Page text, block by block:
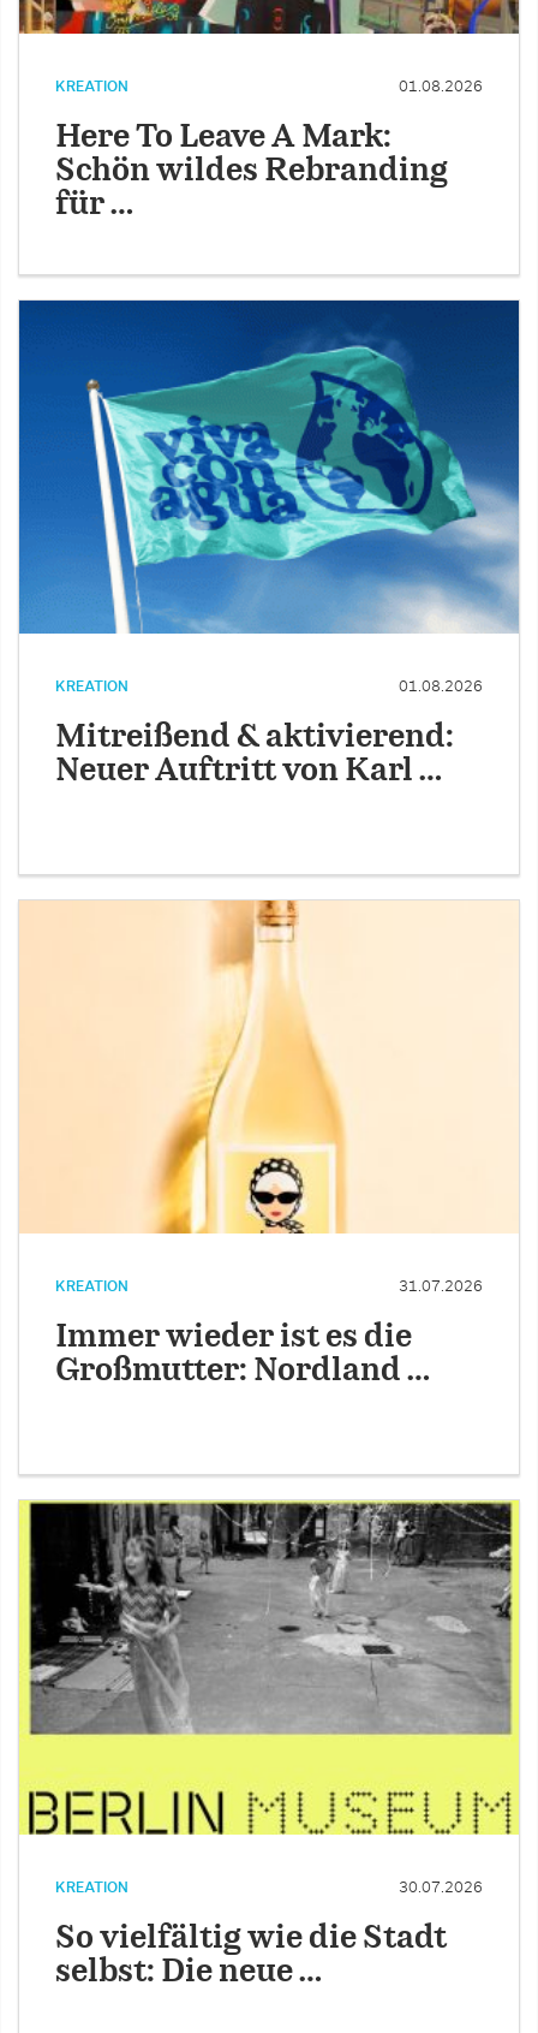
KREATION 01.08.2026
Here To Leave A Mark:
Schön wildes Rebranding
für …
KREATION 01.08.2026
Mitreißend & aktivierend:
Neuer Auftritt von Karl …
KREATION 31.07.2026
Immer wieder ist es die
Großmutter: Nordland …
KREATION 30.07.2026
So vielfältig wie die Stadt
selbst: Die neue …